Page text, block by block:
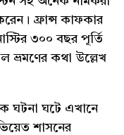
ফ্রান্স কাফকার
৩০০ বছর পূর্তি
ভ্রমণের কথা উল্লেখ
ঘটনা ঘটে এখানে
শাসনের